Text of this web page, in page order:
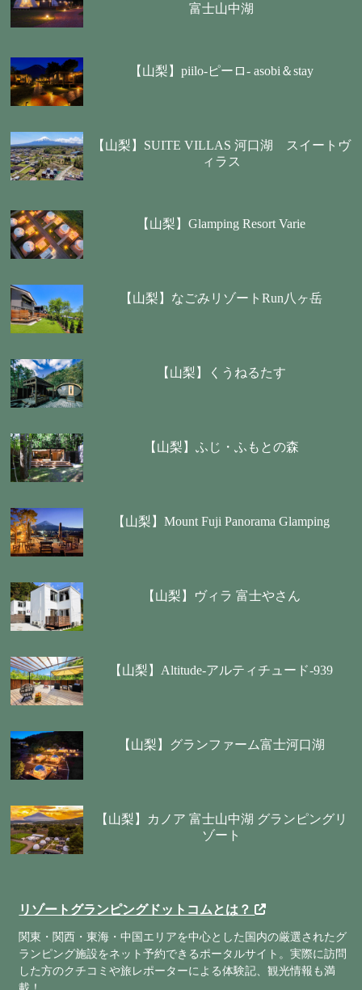
富士山中湖
【山梨】piilo-ピーロ- asobi＆stay
【山梨】SUITE VILLAS 河口湖 スイートヴ
ィラス
【山梨】Glamping Resort Varie
【山梨】なごみリゾートRun八ヶ岳
【山梨】くうねるたす
【山梨】ふじ・ふもとの森
【山梨】Mount Fuji Panorama Glamping
【山梨】ヴィラ 富士やさん
【山梨】Altitude-アルティチュード-939
【山梨】グランファーム富士河口湖
【山梨】カノア 富士山中湖 グランピングリ
ゾート
リゾートグランピングドットコムとは？
関東・関西・東海・中国エリアを中心とした国内の厳選されたグ
ランピング施設をネット予約できるポータルサイト。実際に訪問
した方のクチコミや旅レポーターによる体験記、観光情報も満